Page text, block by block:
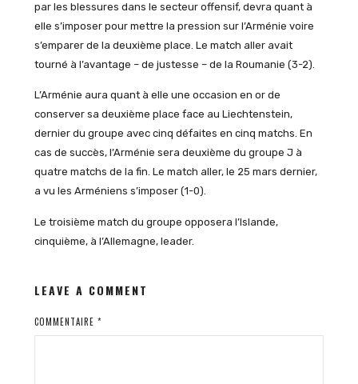
par les blessures dans le secteur offensif, devra quant à
elle s’imposer pour mettre la pression sur l’Arménie voire
s’emparer de la deuxième place. Le match aller avait
tourné à l’avantage – de justesse – de la Roumanie (3-2).
L’Arménie aura quant à elle une occasion en or de
conserver sa deuxième place face au Liechtenstein,
dernier du groupe avec cinq défaites en cinq matchs. En
cas de succès, l’Arménie sera deuxième du groupe J à
quatre matchs de la fin. Le match aller, le 25 mars dernier,
a vu les Arméniens s’imposer (1-0).
Le troisième match du groupe opposera l’Islande,
cinquième, à l’Allemagne, leader.
LEAVE A COMMENT
COMMENTAIRE *